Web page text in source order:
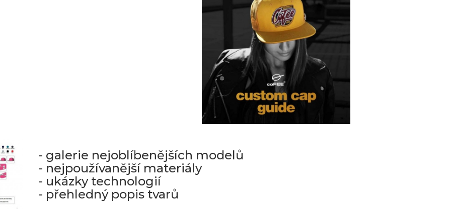
- galerie nejoblíbenějších modelů
- nejpoužívanější materiály
- ukázky technologií
- přehledný popis tvarů